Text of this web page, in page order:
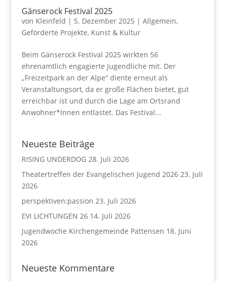
Gänserock Festival 2025
von Kleinfeld | 5. Dezember 2025 | Allgemein,
Geförderte Projekte, Kunst & Kultur
Beim Gänserock Festival 2025 wirkten 56
ehrenamtlich engagierte Jugendliche mit. Der
„Freizeitpark an der Alpe“ diente erneut als
Veranstaltungsort, da er große Flächen bietet, gut
erreichbar ist und durch die Lage am Ortsrand
Anwohner*Innen entlastet. Das Festival...
Neueste Beiträge
RISING UNDERDOG 28. Juli 2026
Theatertreffen der Evangelischen Jugend 2026 23. Juli
2026
perspektiven:passion 23. Juli 2026
EVI LICHTUNGEN 26 14. Juli 2026
Jugendwoche Kirchengemeinde Pattensen 18. Juni
2026
Neueste Kommentare